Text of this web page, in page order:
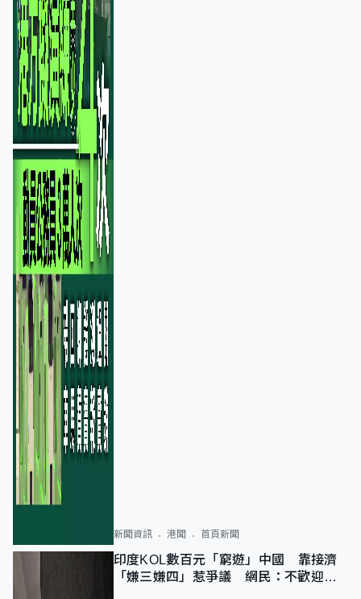
新聞資訊 港聞 首頁新聞
印度KOL數百元「窮遊」中國 靠接濟
「嫌三嫌四」惹爭議 網民：不歡迎劣